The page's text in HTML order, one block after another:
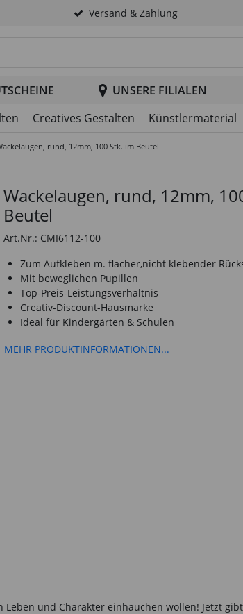
Versand & Zahlung
UNSERE FILIALEN
Creatives Gestalten Künstlermaterial
rund, 12mm, 100 Stk. im Beutel
Wackelaugen, rund, 12mm,
Beutel
Art.Nr.: CMI6112-100
Zum Aufkleben m. flacher,nicht klebender
Mit beweglichen Pupillen
Top-Preis-Leistungsverhältnis
Creativ-Discount-Hausmarke
Ideal für Kindergärten & Schulen
MEHR PRODUKTINFORMATIONEN...
und Charakter einhauchen wollen! Jetzt